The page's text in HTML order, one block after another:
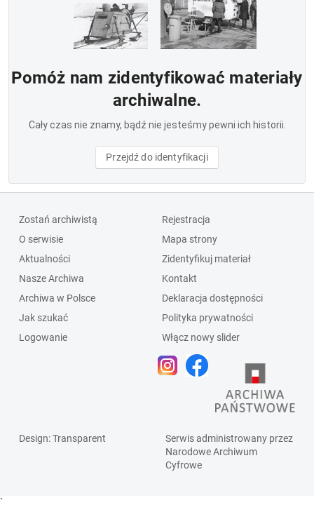
Pomóż nam zidentyfikować materiały
archiwalne.
Cały czas nie znamy, bądź nie jesteśmy pewni ich historii.
Przejdź do identyfikacji
Zostań archiwistą
O serwisie
Aktualności
Nasze Archiwa
Archiwa w Polsce
Jak szukać
Logowanie
Rejestracja
Mapa strony
Zidentyfikuj materiał
Kontakt
Deklaracja dostępności
Polityka prywatności
Włącz nowy slider
Design: Transparent
Serwis administrowany przez
Narodowe Archiwum
Cyfrowe
`